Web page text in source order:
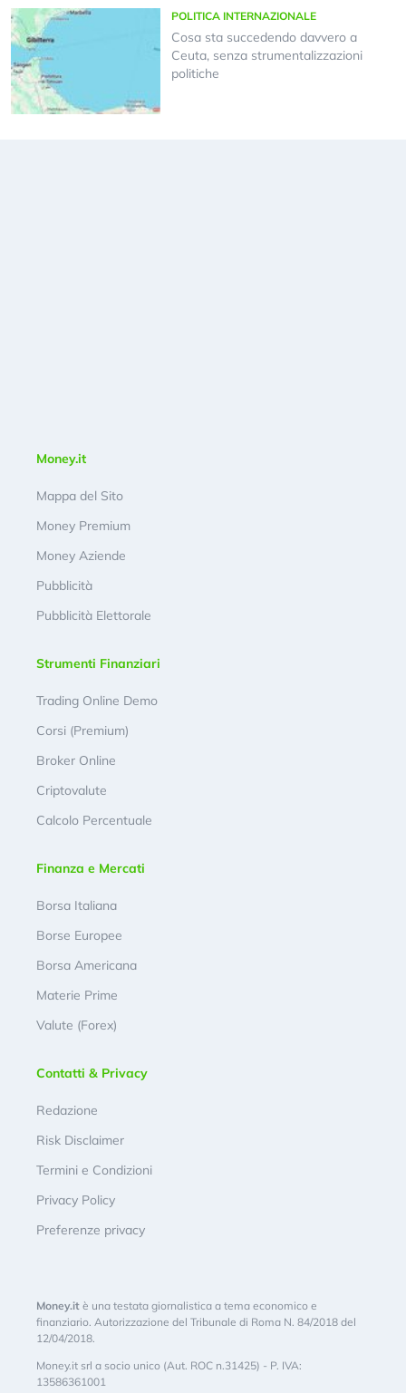
POLITICA INTERNAZIONALE
Cosa sta succedendo davvero a
Ceuta, senza strumentalizzazioni
politiche
Money.it
Mappa del Sito
Money Premium
Money Aziende
Pubblicità
Pubblicità Elettorale
Strumenti Finanziari
Trading Online Demo
Corsi (Premium)
Broker Online
Criptovalute
Calcolo Percentuale
Finanza e Mercati
Borsa Italiana
Borse Europee
Borsa Americana
Materie Prime
Valute (Forex)
Contatti & Privacy
Redazione
Risk Disclaimer
Termini e Condizioni
Privacy Policy
Preferenze privacy
Money.it è una testata giornalistica a tema economico e
finanziario. Autorizzazione del Tribunale di Roma N. 84/2018 del
12/04/2018.
Money.it srl a socio unico (Aut. ROC n.31425) - P. IVA:
13586361001